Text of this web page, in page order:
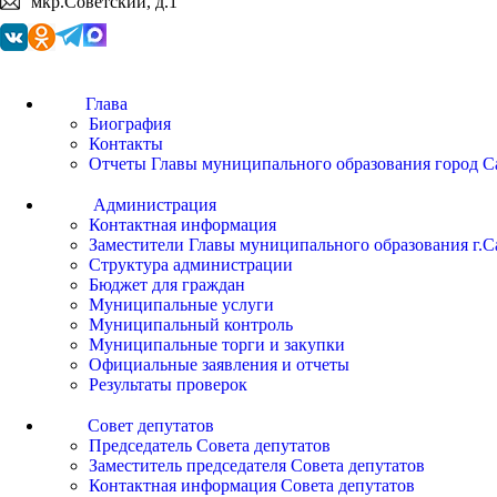
Глава
Биография
Контакты
Отчеты Главы муниципального образования город
Администрация
Контактная информация
Заместители Главы муниципального образования
Структура администрации
Бюджет для граждан
Муниципальные услуги
Муниципальный контроль
Муниципальные торги и закупки
Официальные заявления и отчеты
Результаты проверок
Совет депутатов
Председатель Совета депутатов
Заместитель председателя Совета депутатов
Контактная информация Совета депутатов